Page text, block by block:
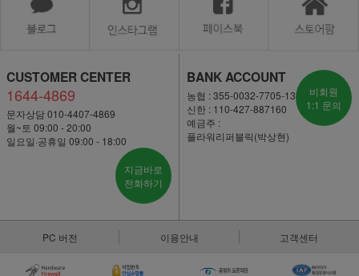
CUSTOMER CENTER
1644-4869
문자상담 010-4407-4869
월~토 09:00 - 20:00
일요일·공휴일 09:00 - 18:00
지금바로
전화하기
BANK ACCOUNT
농협 : 355-0032-7705-13
신한 : 110-427-887160
예금주 :
플라워리퍼블릭(박상현)
비회원
1:1 문의
PC 버전 이용안내 고객센터